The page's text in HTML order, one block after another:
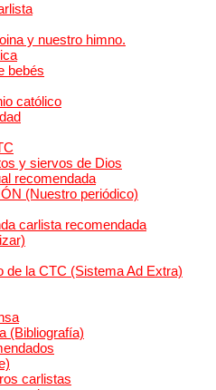
y nuestro himno.
bebés
católico
y siervos de Dios
recomendada
(Nuestro periódico)
carlista recomendada
de la CTC (Sistema Ad Extra)
(Bibliografía)
carlistas